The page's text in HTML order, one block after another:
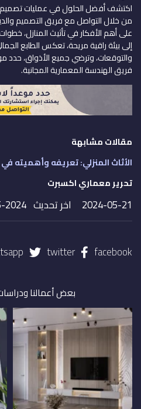
اكتشف أفضل الحلول في عمليات تصميم
من خلال التواصل مع فريق التصميم
على أهم الأفكار في تأثيث المنازل،
إلى بيئة راقية مريحة، تعكس الطابع
والتوقعات، وترضي جميع الأذواق، حدد
فريق الهندسة المعمارية المجانية.
مقالات مشابهة
الأثاث المنزلي: تعريفه وأهميته
تحرير معماري اكسبرت
2024-05-21 اخر تحديث 2024-05-21
facebook
twitter
بعض أعمالنا